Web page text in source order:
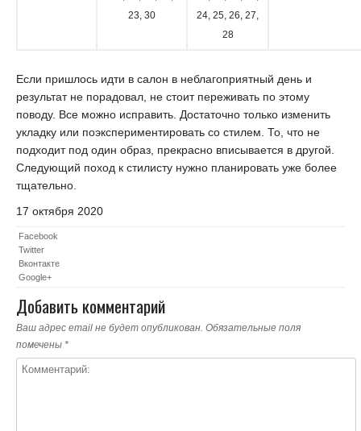
23, 30
24, 25, 26, 27,
28
Если пришлось идти в салон в неблагоприятный день и
результат не порадовал, не стоит переживать по этому
поводу. Все можно исправить. Достаточно только изменить
укладку или поэкспериментировать со стилем. То, что не
подходит под один образ, прекрасно вписывается в другой.
Следующий поход к стилисту нужно планировать уже более
тщательно.
17 октября 2020
Facebook
Twitter
Вконтакте
Google+
Добавить комментарий
Ваш адрес email не будет опубликован. Обязательные поля
помечены *